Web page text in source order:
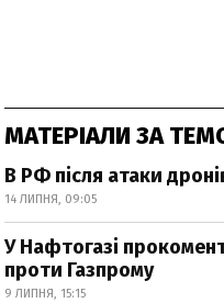
МАТЕРІАЛИ ЗА
В РФ після атаки
14 ЛИПНЯ, 09:05
У Нафтогазі
проти Газпрому
9 ЛИПНЯ, 15:15